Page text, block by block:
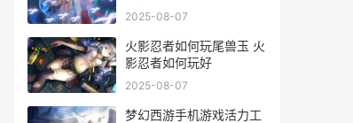
2025-08-07
火影忍者如何玩尾兽玉 火
影忍者如何玩好
2025-08-07
梦幻西游手机游戏活力工